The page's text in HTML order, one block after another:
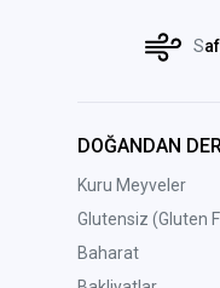
S
DOĞANDAN
Kuru Meyveler
Glutensiz (Gluten
Baharat